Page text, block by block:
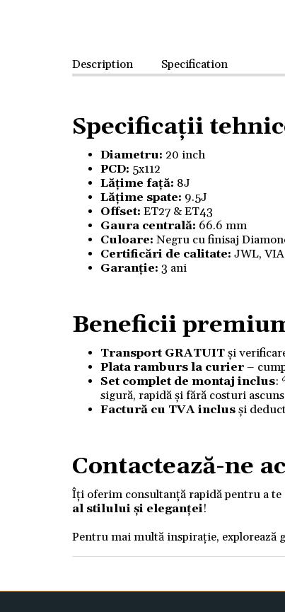
Description Specification
Specificații
Diametru: 20 inch
PCD: 5x112
Lățime față: 8J
Lățime spate: 9.5J
Offset: ET27 & ET43
Gaura centrală: 66.6 mm
Culoare: Negru cu finisaj
Certificări de calitate: JWL,
Garanție: 3 ani
Beneficii
Transport GRATUITși
Plata ramburs la curier–
Set complet de montaj inclus:
sigură, rapidă și fără costuri
Factură cu TVA inclusși
Contactează-ne
Îți oferim consultanță rapidă pentru a te
al stilului și eleganței!
Pentru mai multă inspirație, explorează